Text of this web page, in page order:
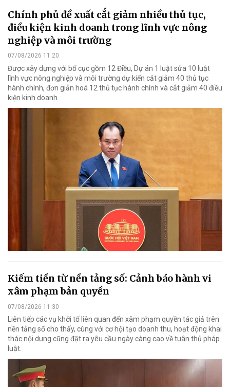
Chính phủ đề xuất cắt giảm nhiều thủ tục,
điều kiện kinh doanh trong lĩnh vực nông
nghiệp và môi trường
07/08/2026 11:20
Được xây dựng với bố cục gồm 12 Điều, Dự án 1 luật sửa 10 luật
lĩnh vực nông nghiệp và môi trường dự kiến cắt giảm 40 thủ tục
hành chính, đơn giản hoá 12 thủ tục hành chính và cắt giảm 40 điều
kiện kinh doanh.
Kiếm tiền từ nền tảng số: Cảnh báo hành vi
xâm phạm bản quyền
07/08/2026 11:30
Liên tiếp các vụ khởi tố liên quan đến xâm phạm quyền tác giả trên
nền tảng số cho thấy, cùng với cơ hội tạo doanh thu, hoạt động khai
thác nội dung cũng đặt ra yêu cầu ngày càng cao về tuân thủ pháp
luật.